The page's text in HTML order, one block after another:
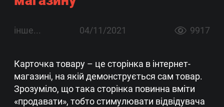
інше... 04/11/2021 9917
Карточка товару – це сторінка в інтернет-
магазині, на якій демонструється сам товар.
Зрозуміло, що така сторінка повинна вміти
«продавати», тобто стимулювати відвідувача